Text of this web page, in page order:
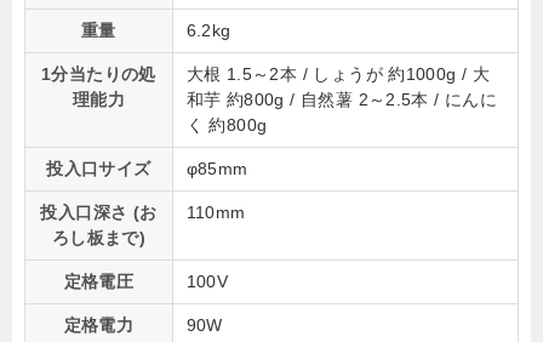
重量 6.2kg
1分当たりの処
理能力
大根 1.5～2本 / しょうが 約1000g / 大
和芋 約800g / 自然薯 2～2.5本 / にんに
く 約800g
投入口サイズ φ85mm
投入口深さ (お
ろし板まで)
110mm
定格電圧 100V
定格電力 90W